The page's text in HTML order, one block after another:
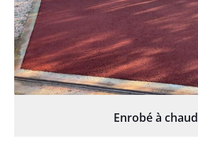
Enrobé à chaud